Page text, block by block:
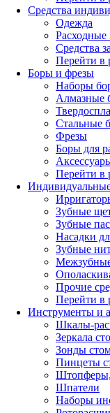
Средства
Одежда
Расходные
Средства
Перейти в
Боры и фрезы
Наборы
Алмазные
Стальные
Фрезы
Боры для
Перейти в
Зубные
Зубные
Насадки
Зубные
Прочие
Перейти в
Инструменты и
Шкалы-
Зеркала
Зонды
Пинцеты
Штопферы,
Шпатели
Наборы